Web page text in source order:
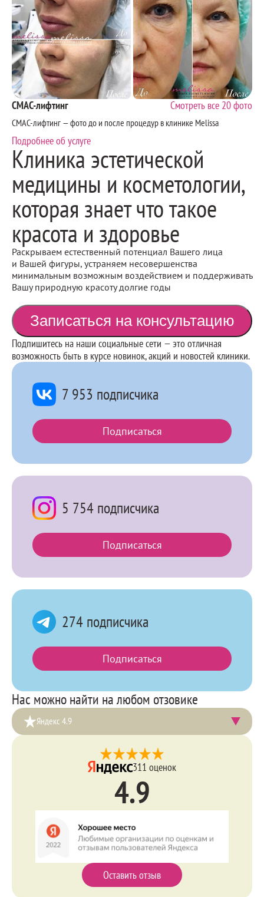
СМАС-лифтинг Смотреть все 20 фото
СМАС-лифтинг — фото до и после процедур в клинике Melissa
Подробнее об услуге
Клиника эстетической
медицины и косметологии,
которая знает что такое
красота и здоровье
Раскрываем естественный потенциал Вашего лица
и Вашей фигуры, устраняем несовершенства
минимальным возможным воздействием и поддерживать
Вашу природную красоту долгие годы
Записаться на консультацию
Наши
социальные
сети
Подпишитесь на наши социальные сети — это отличная
возможность быть в курсе новинок, акций и новостей клиники.
контакте
7 953 подписчика
Подписаться
5 754 подписчика
Подписаться
274 подписчика
Подписаться
Нас можно найти на любом отзовике
Яндекс 4.9
Яндекс
311 оценок
Текущий
рейтинг
4.9
Оставить отзыв